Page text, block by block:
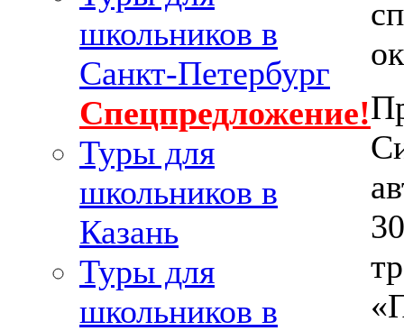
школьников в
Санкт-Петербург
Спецпредложение!
Туры для
школьников в
Казань
Туры для
школьников в